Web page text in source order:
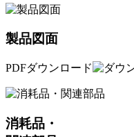
製品図面
PDFダウンロード
消耗品・